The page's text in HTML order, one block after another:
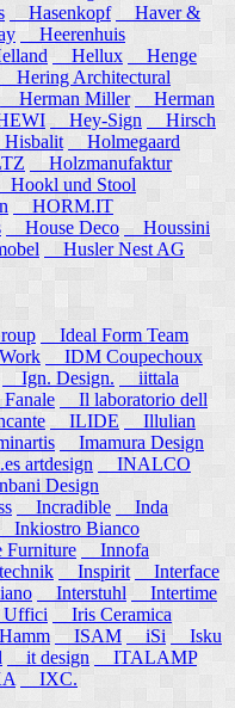
Hasenkopf
Haver &
Heerenhuis
Hellux
Henge
Hering Architectural
Herman Miller
Herman
Hey-Sign
Hirsch
Holmegaard
Holzmanufaktur
Hookl und Stool
HORM.IT
House Deco
Houssini
Husler Nest AG
Ideal Form Team
IDM Coupechoux
Ign. Design.
iittala
Il laboratorio dell
ILIDE
Illulian
Imamura Design
artdesign
INALCO
Design
Incradible
Inda
Inkiostro Bianco
Innofa
Inspirit
Interface
Interstuhl
Intertime
Iris Ceramica
ISAM iSi Isku
it design
ITALAMP
IXC.